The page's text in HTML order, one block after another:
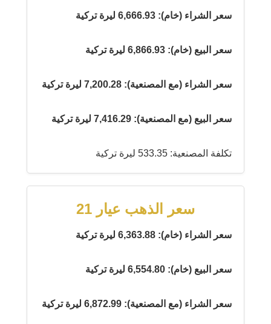
سعر الشراء (خام): 6,666.93 ليرة تركية
سعر البيع (خام): 6,866.93 ليرة تركية
سعر الشراء (مع المصنعية): 7,200.28 ليرة تركية
سعر البيع (مع المصنعية): 7,416.29 ليرة تركية
تكلفة المصنعية: 533.35 ليرة تركية
سعر الذهب عيار 21
سعر الشراء (خام): 6,363.88 ليرة تركية
سعر البيع (خام): 6,554.80 ليرة تركية
سعر الشراء (مع المصنعية): 6,872.99 ليرة تركية